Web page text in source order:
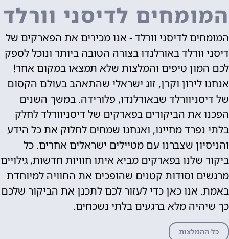
המומחים לדיסני וורלד
המומחים לדיסני וורלד - אנו מכירים את הפארקים של
דיסני וורלד באורלנדו בצורה הטובה ביותר ונוכל לספק
לכם המון טיפים והמלצות שלא תמצאו במקום אחר!
אנחנו לירון וקרן, זוג ישראלי שהתאהב בעולם הקסום
של דיסניוורלד שבאורלנדו, פלורידה. במשך השנים
הפכנו את הביקורים בפארקים של דיסניוורלד לחלק
בלתי נפרד מחיינו, ואנחנו שמחים לחלוק את כל הידע
והניסיון שצברנו עם מטיילים ישראלים אחרים. כל
ביקור שלנו בפארקים מביא איתו חוויות חדשות, גילויים
מרגשים וסודות קטנים שהופכים את החוויה למיוחדת
באמת. אנו כאן כדי לעזור לכם לתכנן את הביקור שלכם
כך שיהיה מלא ברגעים בלתי נשכחים.
כל ההמלצות